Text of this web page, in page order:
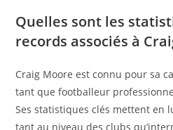
Quelles sont les
records associés à
Craig Moore est connu pour sa
tant que footballeur
Ses statistiques clés mettent en
tant au niveau des clubs